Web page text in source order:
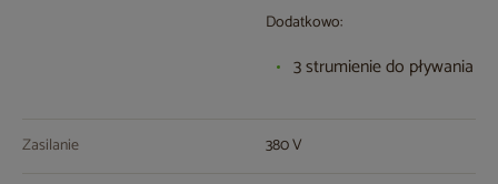
Dodatkowo:
3 strumienie do pływania
Zasilanie 380 V